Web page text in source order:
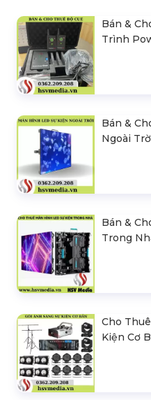
Bán &
Trình
Bán &
Ngoài
Bán &
Trong
Cho
Kiện Cơ